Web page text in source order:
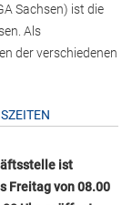
Sachsen) ist die
Als
der verschiedenen
ist
Freitag von 08.00